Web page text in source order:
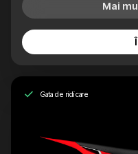
Mai
Gata de ridicare